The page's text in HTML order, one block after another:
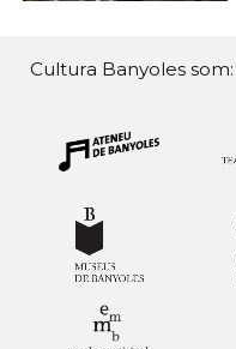
Cultura Banyoles som: